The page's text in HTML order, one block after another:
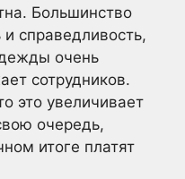
Большинство
справедливость,
очень
сотрудников.
это увеличивает
очередь,
итоге платят